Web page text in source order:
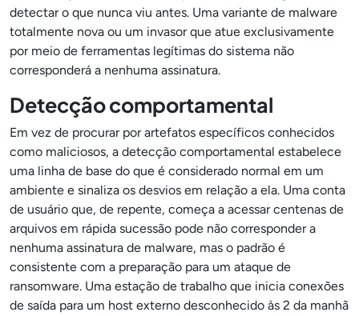
detectar o que nunca viu antes. Uma variante de malware
totalmente nova ou um invasor que atue exclusivamente
por meio de ferramentas legítimas do sistema não
corresponderá a nenhuma assinatura.
Detecção comportamental
Em vez de procurar por artefatos específicos conhecidos
como maliciosos, a detecção comportamental estabelece
uma linha de base do que é considerado normal em um
ambiente e sinaliza os desvios em relação a ela. Uma conta
de usuário que, de repente, começa a acessar centenas de
arquivos em rápida sucessão pode não corresponder a
nenhuma assinatura de malware, mas o padrão é
consistente com a preparação para um ataque de
ransomware. Uma estação de trabalho que inicia conexões
de saída para um host externo desconhecido às 2 da manhã